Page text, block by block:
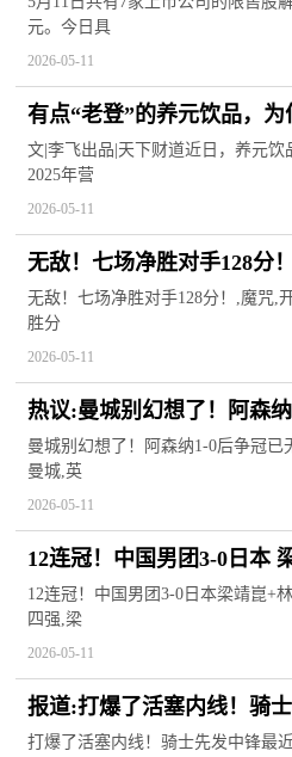
元。今日具
2026-05-11
有点“老登”的养元饮品，为
文|李飞出品|天下财道近日，养元饮
2025年营
2026-05-11
无敌！七场净胜对手128分
无敌！七场净胜对手128分！,魔咒,
胜分
2026-05-11
热议:曼城别幻想了！阿森
3场全胜=创一神迹
曼城别幻想了！阿森纳1-0后争冠已
曼城,英
2026-05-11
12连冠！中国男团3-0日本
智和被逆转哭了 今热点
12连冠！中国男团3-0日本梁靖崑+
四强,梁
2026-05-11
报道:打爆了活塞内线！骑
加起来拿下了40分？
打爆了活塞内线！骑士先发中锋最